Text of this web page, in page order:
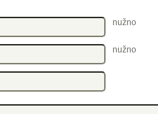
nužno
nužno